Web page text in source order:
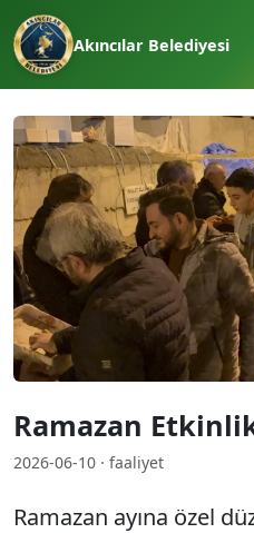
Akıncılar Belediyesi
Ramazan
2026-06-10 · faaliyet
Ramazan ayına özel